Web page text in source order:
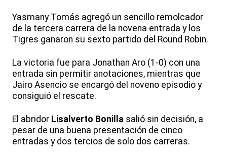
Yasmany Tomás agregó un sencillo remolcador
de la tercera carrera de la novena entrada y los
Tigres ganaron su sexto partido del Round Robin.
La victoria fue para Jonathan Aro (1-0) con una
entrada sin permitir anotaciones, mientras que
Jairo Asencio se encargó del noveno episodio y
consiguió el rescate.
El abridor Lisalverto Bonilla salió sin decisión, a
pesar de una buena presentación de cinco
entradas y dos tercios de solo dos carreras.